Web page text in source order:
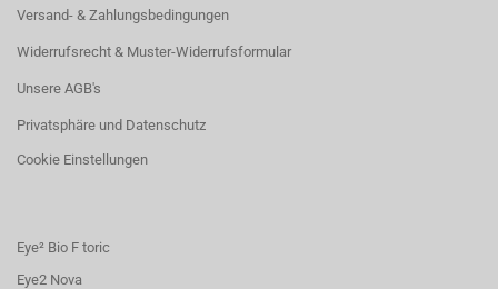
Versand- & Zahlungsbedingungen
Widerrufsrecht & Muster-Widerrufsformular
Unsere AGB's
Privatsphäre und Datenschutz
Cookie Einstellungen
Eye² Bio F toric
Eye2 Nova